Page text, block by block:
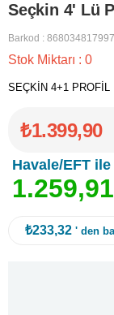
Seçkin 4' Lü
Barkod :
Stok Miktarı : 0
SEÇKİN 4+1 PROFİL
₺1.399,90
Havale/EFT
1.259,91
₺233,32 ' den